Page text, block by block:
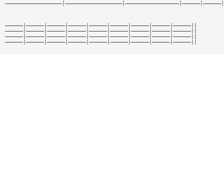
——————|——————|——————|——————|——————|——————|——————|——————|——————||
——————|——————|——————|——————|——————|——————|——————|——————|——————||
——————|——————|——————|——————|——————|——————|——————|——————|——————||
——————|——————|——————|——————|——————|——————|——————|——————|——————||